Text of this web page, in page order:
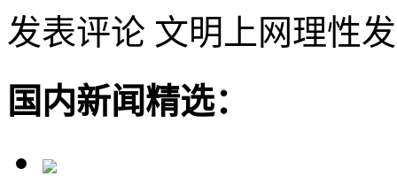
发表评论 文明上网理性
国内新闻精选：